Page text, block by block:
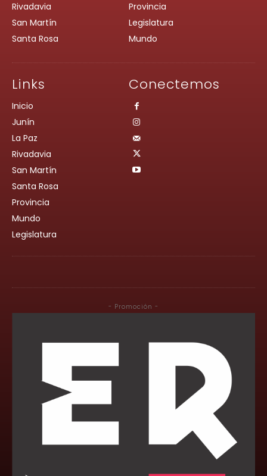
Rivadavia
San Martín
Santa Rosa
Provincia
Legislatura
Mundo
Links
Inicio
Junín
La Paz
Rivadavia
San Martín
Santa Rosa
Provincia
Mundo
Legislatura
Conectemos
- Promoción -